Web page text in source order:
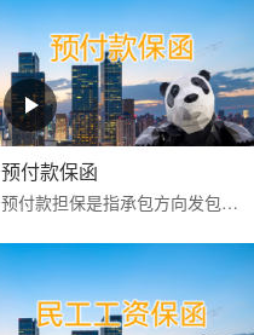
预付款保函
预付款担保是指承包方向发包方提供的，保证承包方履行扣还预付款义务的保证，是发包方预先支付一定数额的款项以供承包方周转使用，保证承包方将这些款项用于指定工程建设和...